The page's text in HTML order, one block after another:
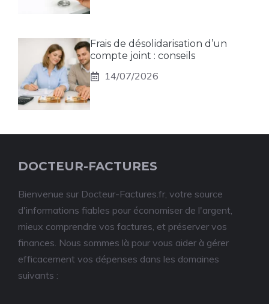
Frais de désolidarisation d’un
compte joint : conseils
14/07/2026
DOCTEUR-FACTURES
Bienvenue sur Docteur-Factures.fr, votre source
d'informations fiables pour économiser de l'argent,
mieux comprendre vos factures, et préserver vos
finances. Nous sommes là pour vous aider à gérer
efficacement vos dépenses dans les domaines
suivants :